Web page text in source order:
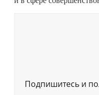
Подпишитесь и